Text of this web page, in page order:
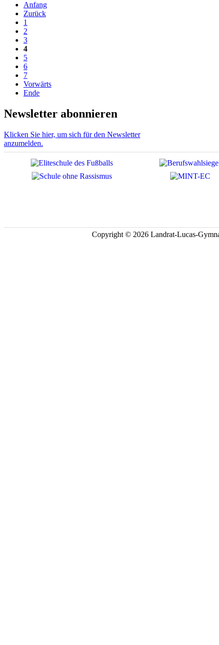
Anfang
Zurück
1
2
3
4
5
6
7
Vorwärts
Ende
Newsletter abonnieren
Klicken Sie hier, um sich für den Newsletter
anzumelden.
Copyright © 2026 Landrat-Lucas-